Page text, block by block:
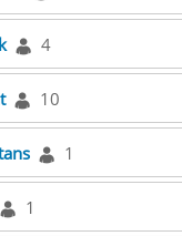
4
10
1
1